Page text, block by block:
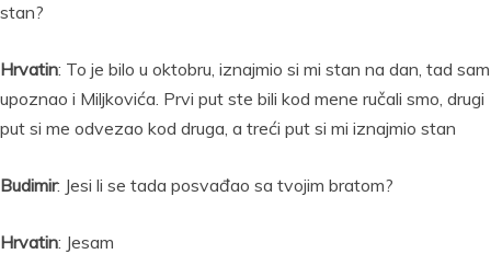
stan?
Hrvatin: To je bilo u oktobru, iznajmio si mi stan na dan, tad sam
upoznao i Miljkovića. Prvi put ste bili kod mene ručali smo, drugi
put si me odvezao kod druga, a treći put si mi iznajmio stan
Budimir: Jesi li se tada posvađao sa tvojim bratom?
Hrvatin: Jesam